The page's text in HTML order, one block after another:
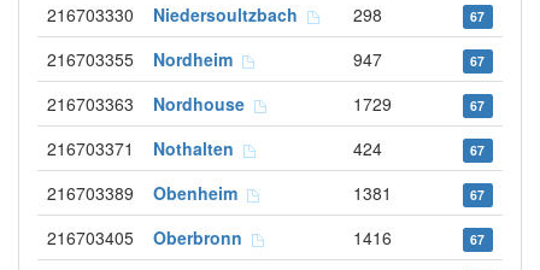
216703330 Niedersoultzbach 298 67
216703355 Nordheim 947 67
216703363 Nordhouse 1729 67
216703371 Nothalten 424 67
216703389 Obenheim 1381 67
216703405 Oberbronn 1416 67